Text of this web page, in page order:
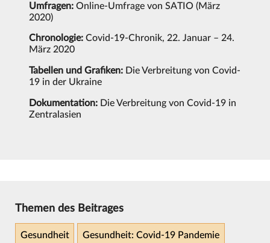
Umfragen: Online-Umfrage von SATIO (März
2020)
Chronologie: Covid-19-Chronik, 22. Januar – 24.
März 2020
Tabellen und Grafiken: Die Verbreitung von Covid-
19 in der Ukraine
Dokumentation: Die Verbreitung von Covid-19 in
Zentralasien
Themen des Beitrages
Gesundheit Gesundheit: Covid-19 Pandemie